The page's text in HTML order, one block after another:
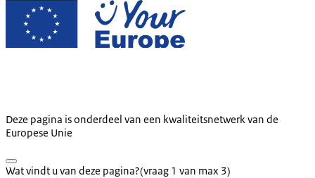
Deze pagina is onderdeel van een kwaliteitsnetwerk van de
Europese Unie
Wat vindt u van deze pagina?(vraag 1 van max 3)